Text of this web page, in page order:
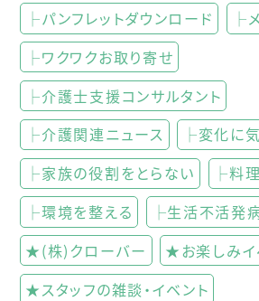
├パンフレットダウンロード
├
├ワクワクお取り寄せ
├介護士支援コンサルタント
├介護関連ニュース
├変化に
├家族の役割をとらない
├料
├環境を整える
├生活不活発
★(株)クローバー
★お楽しみイ
★スタッフの雑談・イベント